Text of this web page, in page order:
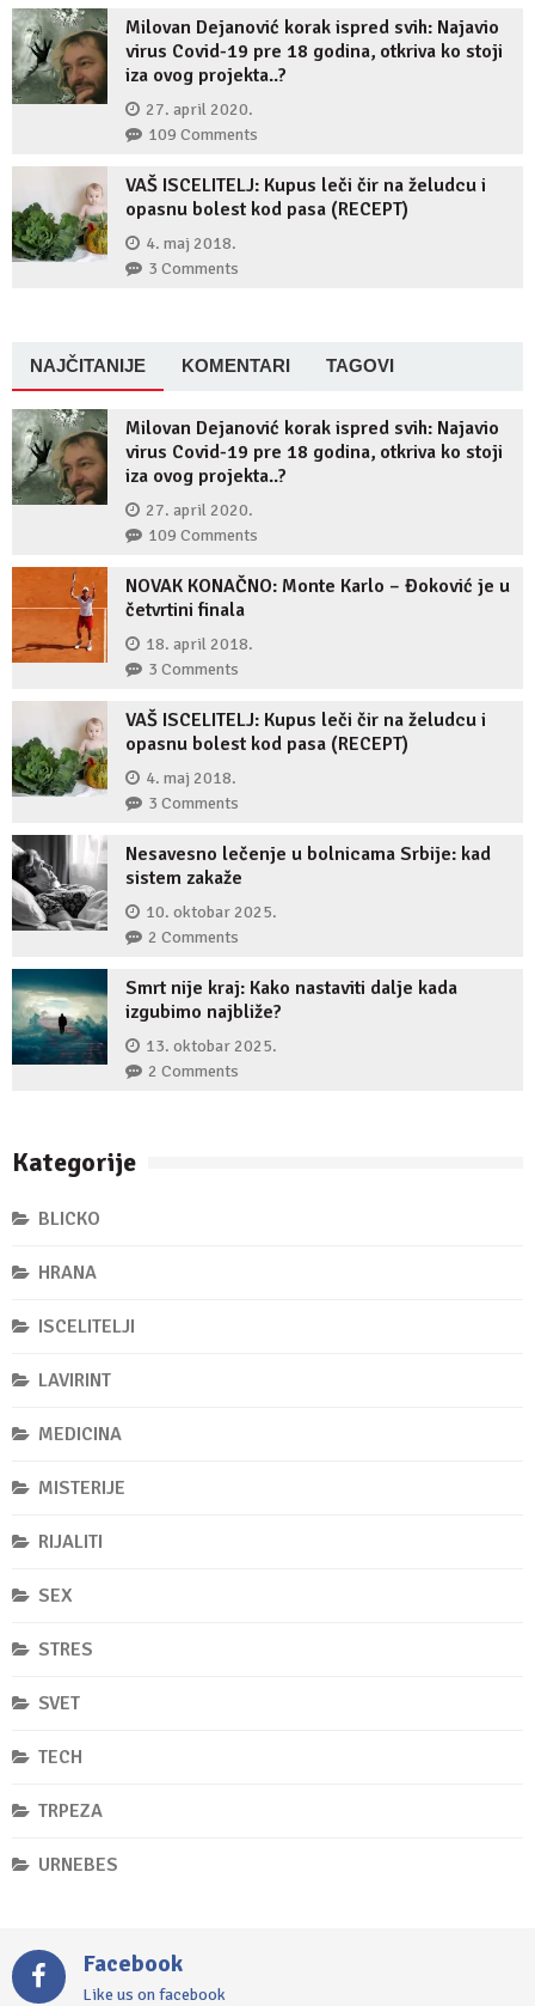
Milovan Dejanović korak ispred svih: Najavio
virus Covid-19 pre 18 godina, otkriva ko stoji
iza ovog projekta..?
27. april 2020.
109 Comments
VAŠ ISCELITELJ: Kupus leči čir na želudcu i
opasnu bolest kod pasa (RECEPT)
4. maj 2018.
3 Comments
NAJČITANIJE KOMENTARI TAGOVI
Milovan Dejanović korak ispred svih: Najavio
virus Covid-19 pre 18 godina, otkriva ko stoji
iza ovog projekta..?
27. april 2020.
109 Comments
NOVAK KONAČNO: Monte Karlo – Đoković je u
četvrtini finala
18. april 2018.
3 Comments
VAŠ ISCELITELJ: Kupus leči čir na želudcu i
opasnu bolest kod pasa (RECEPT)
4. maj 2018.
3 Comments
Nesavesno lečenje u bolnicama Srbije: kad
sistem zakaže
10. oktobar 2025.
2 Comments
Smrt nije kraj: Kako nastaviti dalje kada
izgubimo najbliže?
13. oktobar 2025.
2 Comments
Kategorije
BLICKO
HRANA
ISCELITELJI
LAVIRINT
MEDICINA
MISTERIJE
RIJALITI
SEX
STRES
SVET
TECH
TRPEZA
URNEBES
Facebook
Like us on facebook